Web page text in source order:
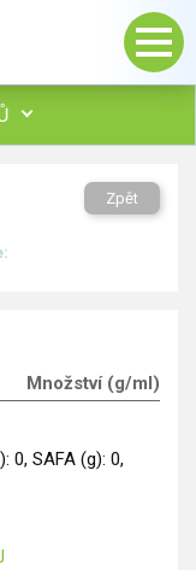
Zpět
Množství (g/ml)
0, SAFA (g): 0,